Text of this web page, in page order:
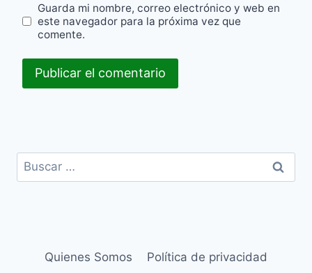
Guarda mi nombre, correo electrónico y web en
este navegador para la próxima vez que
comente.
Buscar:
Quienes Somos Política de privacidad